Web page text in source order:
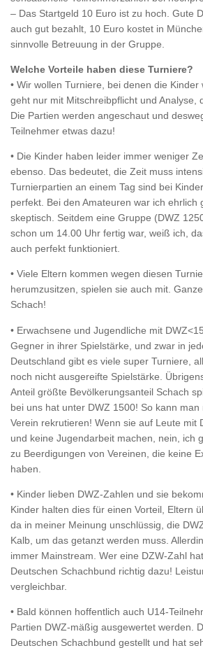
– Das Startgeld 10 Euro ist zu hoch. Gute
auch gut bezahlt, 10 Euro kostet in
sinnvolle Betreuung in der Gruppe.
Welche Vorteile haben diese Turniere?
• Wir wollen Turniere, bei denen die
geht nur mit Mitschreibpflicht und Analyse,
Die Partien werden angeschaut und
Teilnehmer etwas dazu!
• Die Kinder haben leider immer weniger
ebenso. Das bedeutet, die Zeit muss
Turnierpartien an einem Tag sind bei
perfekt. Bei den Amateuren war ich ehrlich
skeptisch. Seitdem eine Gruppe (DWZ
schon um 14.00 Uhr fertig war, weiß ich,
auch perfekt funktioniert.
• Viele Eltern kommen wegen diesen
herumzusitzen, spielen sie auch mit.
Schach!
• Erwachsene und Jugendliche mit
Gegner in ihrer Spielstärke, und zwar in
Deutschland gibt es viele super Turniere,
noch nicht ausgereifte Spielstärke.
Anteil größte Bevölkerungsanteil Schach
bei uns hat unter DWZ 1500! So kann man
Verein rekrutieren! Wenn sie auf Leute mit
und keine Jugendarbeit machen, nein, ich
zu Beerdigungen von Vereinen, die keine
haben.
• Kinder lieben DWZ-Zahlen und sie
Kinder halten dies für einen Vorteil, Eltern
da in meiner Meinung unschlüssig, die
Kalb, um das getanzt werden muss.
immer Mainstream. Wer eine DZW-Zahl
Deutschen Schachbund richtig dazu!
vergleichbar.
• Bald können hoffentlich auch U14-
Partien DWZ-mäßig ausgewertet werden.
Deutschen Schachbund gestellt und hat